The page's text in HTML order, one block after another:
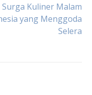
Surga Kuliner Malam
yang Menggoda
Selera